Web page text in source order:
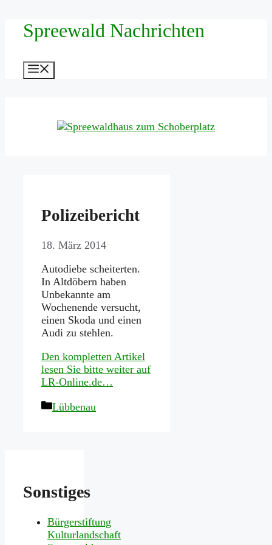
Zum
InhaltSpreewald Nachrichten
Polizeibericht
18. März 2014
Autodiebe scheiterten.
In Altdöbern haben
Unbekannte am
Wochenende versucht,
einen Skoda und einen
Audi zu stehlen.
Den kompletten Artikel
lesen Sie bitte weiter auf
LR-Online.de…
Kategorien
Lübbenau
Sonstiges
Bürgerstiftung
Kulturlandschaft